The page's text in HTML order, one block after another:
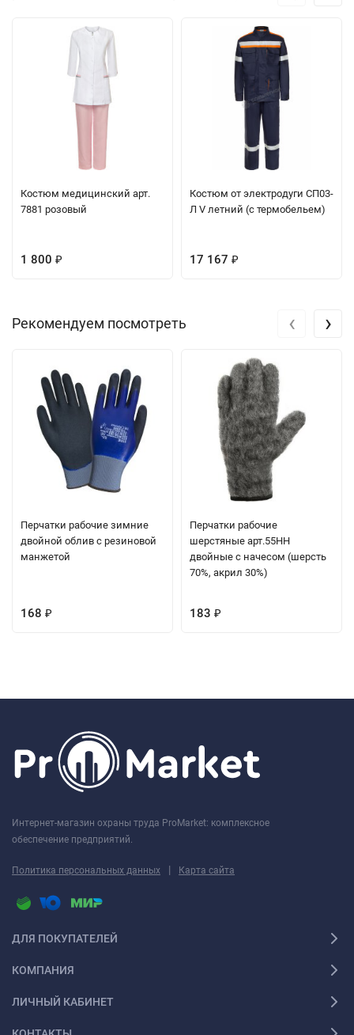
Костюм медицинский арт.
7881 розовый
1 800 ₽
Костюм от электродуги СП03-
Л V летний (с термобельем)
17 167 ₽
Рекомендуем посмотреть
Перчатки рабочие зимние
двойной облив с резиновой
манжетой
168 ₽
Перчатки рабочие
шерстяные арт.55НН
двойные с начесом (шерсть
70%, акрил 30%)
183 ₽
‹ ›
Интернет-магазин охраны труда ProMarket: комплексное
обеспечение предприятий.
Политика персональных данных | Карта сайта
ДЛЯ ПОКУПАТЕЛЕЙ
КОМПАНИЯ
ЛИЧНЫЙ КАБИНЕТ